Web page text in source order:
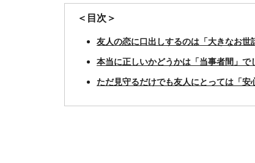
＜目次＞
友人の恋に口出しするのは「大きなお世
本当に正しいかどうかは「当事者間」で
ただ見守るだけでも友人にとっては「安